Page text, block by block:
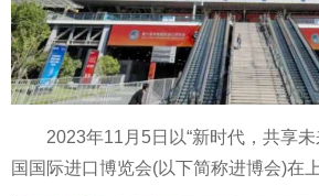
2023年11月5日以“新时代，共享
国国际进口博览会(以下简称进博会)在